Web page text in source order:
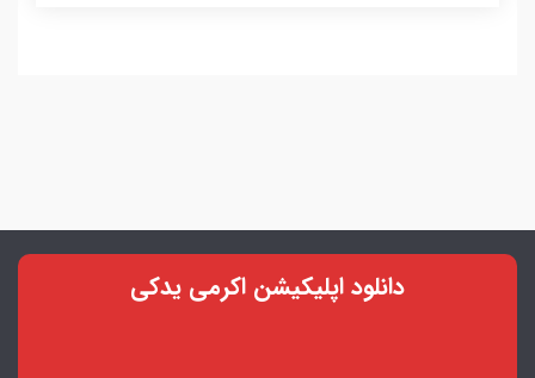
دانلود اپلیکیشن اکرمی یدکی